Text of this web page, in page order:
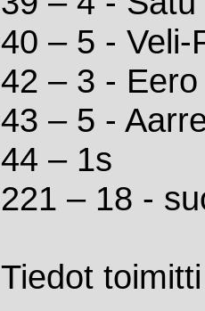
40 – 5 - Veli-
42 – 3 -
43 – 5 -
44 – 1s
221 – 18 -
Tiedot